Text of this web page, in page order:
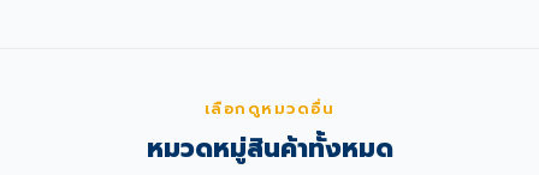
เลือกดูหมวดอื่น
หมวดหมู่สินค้าทั้งหมด